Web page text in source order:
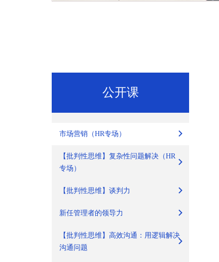
公开课
市场营销（HR专场）
【批判性思维】复杂性问题解决（HR
专场）
【批判性思维】谈判力
新任管理者的领导力
【批判性思维】高效沟通：用逻辑解决
沟通问题